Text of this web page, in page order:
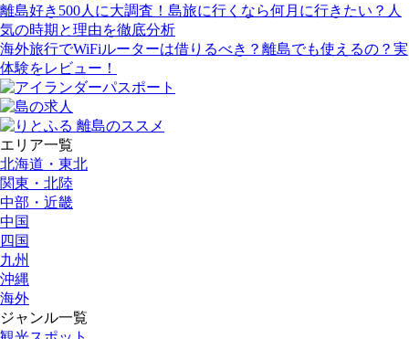
離島好き500人に大調査！島旅に行くなら何月に行きたい？人
気の時期と理由を徹底分析
海外旅行でWiFiルーターは借りるべき？離島でも使えるの？実
体験をレビュー！
エリア一覧
北海道・東北
関東・北陸
中部・近畿
中国
四国
九州
沖縄
海外
ジャンル一覧